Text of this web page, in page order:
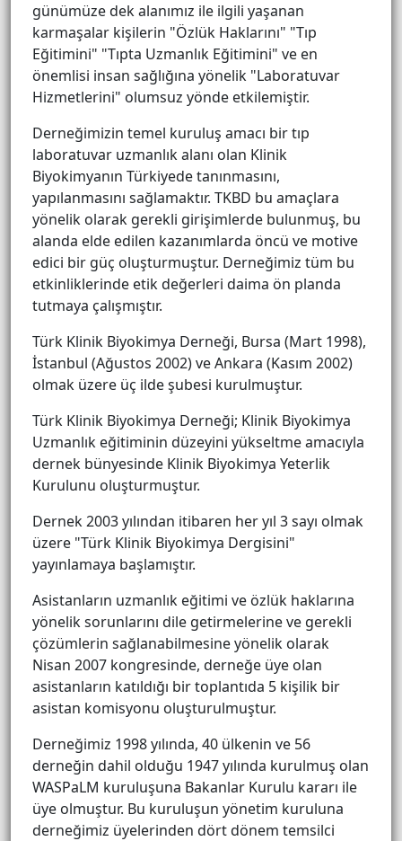
günümüze dek alanımız ile ilgili yaşanan
karmaşalar kişilerin "Özlük Haklarını" "Tıp
Eğitimini" "Tıpta Uzmanlık Eğitimini" ve en
önemlisi insan sağlığına yönelik "Laboratuvar
Hizmetlerini" olumsuz yönde etkilemiştir.
Derneğimizin temel kuruluş amacı bir tıp
laboratuvar uzmanlık alanı olan Klinik
Biyokimyanın Türkiyede tanınmasını,
yapılanmasını sağlamaktır. TKBD bu amaçlara
yönelik olarak gerekli girişimlerde bulunmuş, bu
alanda elde edilen kazanımlarda öncü ve motive
edici bir güç oluşturmuştur. Derneğimiz tüm bu
etkinliklerinde etik değerleri daima ön planda
tutmaya çalışmıştır.
Türk Klinik Biyokimya Derneği, Bursa (Mart 1998),
İstanbul (Ağustos 2002) ve Ankara (Kasım 2002)
olmak üzere üç ilde şubesi kurulmuştur.
Türk Klinik Biyokimya Derneği; Klinik Biyokimya
Uzmanlık eğitiminin düzeyini yükseltme amacıyla
dernek bünyesinde Klinik Biyokimya Yeterlik
Kurulunu oluşturmuştur.
Dernek 2003 yılından itibaren her yıl 3 sayı olmak
üzere "Türk Klinik Biyokimya Dergisini"
yayınlamaya başlamıştır.
Asistanların uzmanlık eğitimi ve özlük haklarına
yönelik sorunlarını dile getirmelerine ve gerekli
çözümlerin sağlanabilmesine yönelik olarak
Nisan 2007 kongresinde, derneğe üye olan
asistanların katıldığı bir toplantıda 5 kişilik bir
asistan komisyonu oluşturulmuştur.
Derneğimiz 1998 yılında, 40 ülkenin ve 56
derneğin dahil olduğu 1947 yılında kurulmuş olan
WASPaLM kuruluşuna Bakanlar Kurulu kararı ile
üye olmuştur. Bu kuruluşun yönetim kuruluna
derneğimiz üyelerinden dört dönem temsilci